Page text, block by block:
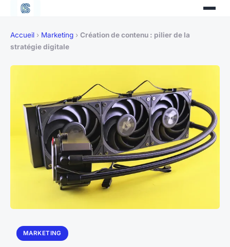
Accueil › Marketing › Création de contenu : pilier de la
stratégie digitale
MARKETING